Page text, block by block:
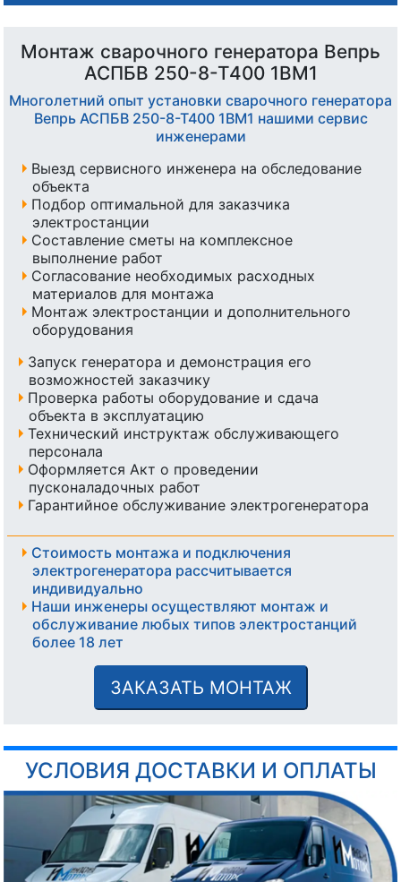
Монтаж сварочного генератора Вепрь
АСПБВ 250-8-Т400 1ВМ1
Многолетний опыт установки сварочного генератора
Вепрь АСПБВ 250-8-Т400 1ВМ1 нашими сервис
инженерами
Выезд сервисного инженера на обследование
объекта
Подбор оптимальной для заказчика
электростанции
Составление сметы на комплексное
выполнение работ
Согласование необходимых расходных
материалов для монтажа
Монтаж электростанции и дополнительного
оборудования
Запуск генератора и демонстрация его
возможностей заказчику
Проверка работы оборудование и сдача
объекта в эксплуатацию
Технический инструктаж обслуживающего
персонала
Оформляется Акт о проведении
пусконаладочных работ
Гарантийное обслуживание электрогенератора
Стоимость монтажа и подключения
электрогенератора рассчитывается
индивидуально
Наши инженеры осуществляют монтаж и
обслуживание любых типов электростанций
более 18 лет
ЗАКАЗАТЬ МОНТАЖ
УСЛОВИЯ ДОСТАВКИ И ОПЛАТЫ